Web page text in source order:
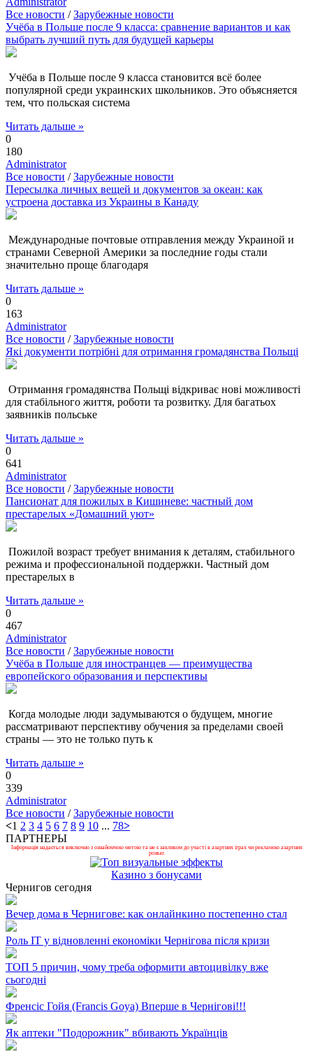
Все новости /Зарубежные новости
Учёба в Польше после 9 класса: сравнение вариантов и как
выбрать лучший путь для будущей карьеры
Учёба в Польше после 9 класса становится всё более
популярной среди украинских школьников. Это объясняется
тем, что польская система
Читать дальше »
0
180
Administrator
Все новости /Зарубежные новости
Пересылка личных вещей и документов за океан: как
устроена доставка из Украины в Канаду
Международные почтовые отправления между Украиной и
странами Северной Америки за последние годы стали
значительно проще благодаря
Читать дальше »
0
163
Administrator
Все новости /Зарубежные новости
Які документи потрібні для отримання громадянства Польщі
Отримання громадянства Польщі відкриває нові можливості
для стабільного життя, роботи та розвитку. Для багатьох
заявників польське
Читать дальше »
0
641
Administrator
Все новости /Зарубежные новости
Пансионат для пожилых в Кишиневе: частный дом
престарелых «Домашний уют»
Пожилой возраст требует внимания к деталям, стабильного
режима и профессиональной поддержки. Частный дом
престарелых в
Читать дальше »
0
467
Administrator
Все новости /Зарубежные новости
Учёба в Польше для иностранцев — преимущества
европейского образования и перспективы
Когда молодые люди задумываются о будущем, многие
рассматривают перспективу обучения за пределами своей
страны — это не только путь к
Читать дальше »
0
339
Administrator
Все новости /Зарубежные новости
<1 2 3 4 5 6 7 8 9 10 ... 78>
ПАРТНЕРЫ
Інформація надається виключно з ознайомчою метою та не є закликом до участі в азартних іграх чи рекламою азартних
розваг.
Казино з бонусами
Чернигов сегодня
Вечер дома в Чернигове: как онлайнкино постепенно стал
Роль ІТ у відновленні економіки Чернігова після кризи
ТОП 5 причин, чому треба оформити автоцивілку вже
сьогодні
Френсіс Гойя (Francis Goya) Вперше в Чернігові!!!
Як аптеки "Подорожник" вбивають Українців